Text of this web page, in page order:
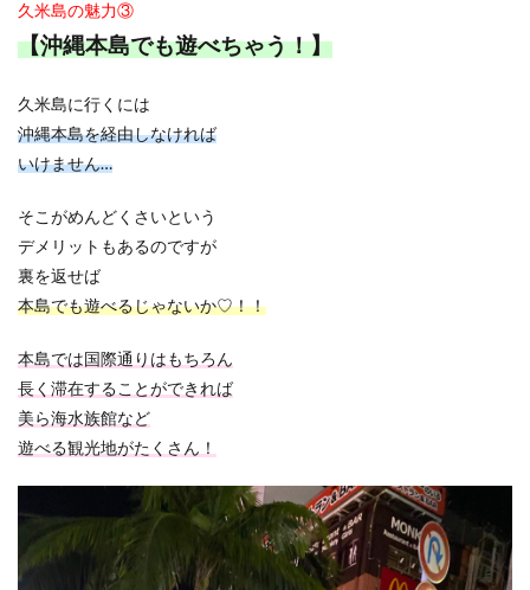
久米島の魅力③
【沖縄本島でも遊べちゃう！】
久米島に行くには
沖縄本島を経由しなければ
いけません…
そこがめんどくさいという
デメリットもあるのですが
裏を返せば
本島でも遊べるじゃないか♡！！
本島では国際通りはもちろん
長く滞在することができれば
美ら海水族館など
遊べる観光地がたくさん！